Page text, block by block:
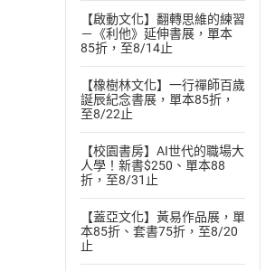
【啟動文化】翻轉思維的練習
－《利他》延伸書展，單本
85折，至8/14止
【橡樹林文化】一行禪師百歲
誕辰紀念書展，單本85折，
至8/22止
【校園書房】AI世代的職場大
人學！新書$250、單本88
折，至8/31止
【蓋亞文化】黃易作品展，單
本85折、套書75折，至8/20
止